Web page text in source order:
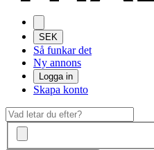
SEK
Så funkar det
Ny annons
Logga in
Skapa konto